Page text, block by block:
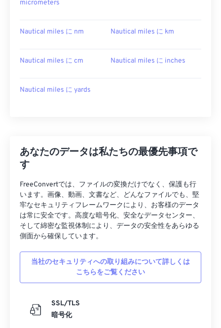
micrometers
Nautical miles に nm Nautical miles に km
Nautical miles に cm Nautical miles に inches
Nautical miles に yards
あなたのデータは私たちの最優先事項で
す
FreeConvertでは、ファイルの変換だけでなく、保護も行
います。画像、動画、文書など、どんなファイルでも、堅
牢なセキュリティフレームワークにより、お客様のデータ
は常に安全です。高度な暗号化、安全なデータセンター、
そして綿密な監視体制により、データの安全性をあらゆる
側面から確保しています。
当社のセキュリティへの取り組みについて詳しくは
こちらをご覧ください
SSL/TLS
暗号化